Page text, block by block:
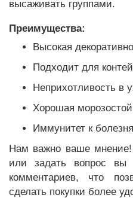
высаживать группами.
Преимущества:
Высокая
Подходит для
Неприхотливость в
Хорошая
Иммунитет к
Нам важно ваше мнение!
или задать вопрос
комментариев, что
сделать покупки более